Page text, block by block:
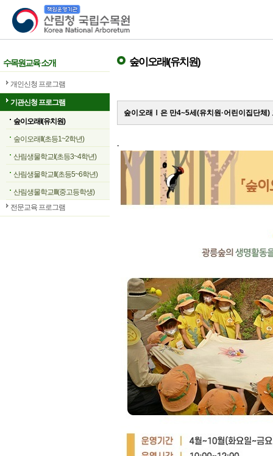
산림청 국립수목원
수목원교육 소개
개인신청 프로그램
기관신청 프로그램
숲이오래I(유치원)
숲이오래II(초등1~2학년)
산림생물학교I(초등3~4학년)
산림생물학교II(초등5~6학년)
산림생물학교III(중고등학생)
전문교육 프로그램
숲이오래I(유치원)
숲이오래Ⅰ은 만4~5세(유치원·어린이집단체)
.